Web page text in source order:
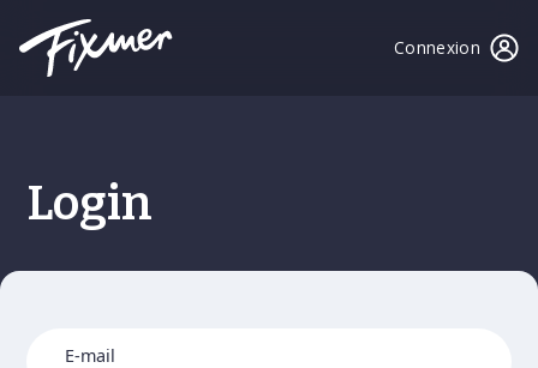
Connexion
Login
E-mail